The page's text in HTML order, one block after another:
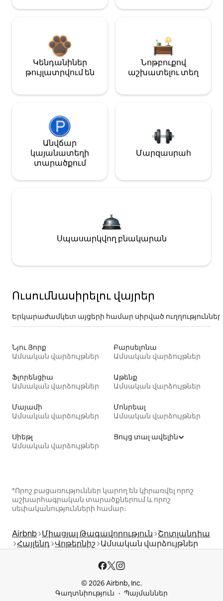
Կենդանիներ
թույլատրվում են
Նոթբուքով
աշխատելու տեղ
Անվճար
կայանատեղի
տարածքում
Մարզասրահ
Սպասարկվող բնակարան
Ուսումնասիրելու վայրեր
Երկարաժամկետ այցերի համար սիրված ուղղություններ
Նյու Յորք
Ամսական վարձույթներ
Բարսելոնա
Ամսական վարձույթներ
Ֆլորենցիա
Ամսական վարձույթներ
Աթենք
Ամսական վարձույթներ
Մայամի
Ամսական վարձույթներ
Մոնրեալ
Ամսական վարձույթներ
Սիեթլ
Ամսական վարձույթներ
Ցույց տալ ավելին
*Որոշ բացառություններ կարող են կիրառվել որոշ
աշխարհագրական տարածքներում և որոշ
սեփականությունների համար։
Airbnb Միացյալ Թագավորություն Շոտլանդիա
Հայլենդ Վոթերնիշ Ամսական վարձույթներ
© 2026 Airbnb, Inc.
Գաղտնիություն
Պայմաններ